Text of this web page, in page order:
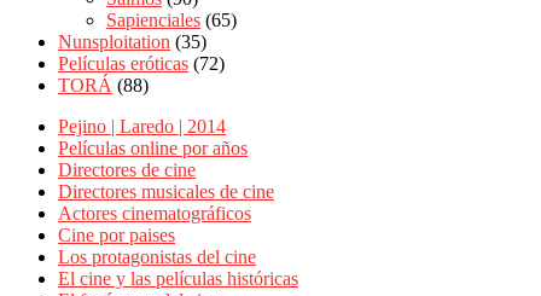
Sapienciales (65)
Nunsploitation (35)
Películas eróticas (72)
TORÁ (88)
Pejino | Laredo | 2014
Películas online por años
Directores de cine
Directores musicales de cine
Actores cinematográficos
Cine por paises
Los protagonistas del cine
El cine y las películas históricas